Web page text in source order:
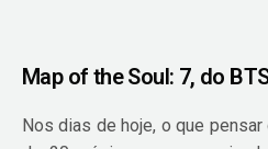
Map of the Soul: 7, do
Nos dias de hoje, o que